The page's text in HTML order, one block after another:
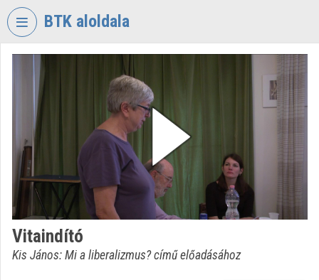
Fejléc kihagyása
BTK aloldala
BÖLCSÉSZETTUDOMÁNYI
KUTATÓKÖZPONT
Intézményi kezdőlap
Bejelentkezés
Intézményi felfedezés
Kategóriák
Vitaindító
Kis János: Mi a liberalizmus? című előadásához